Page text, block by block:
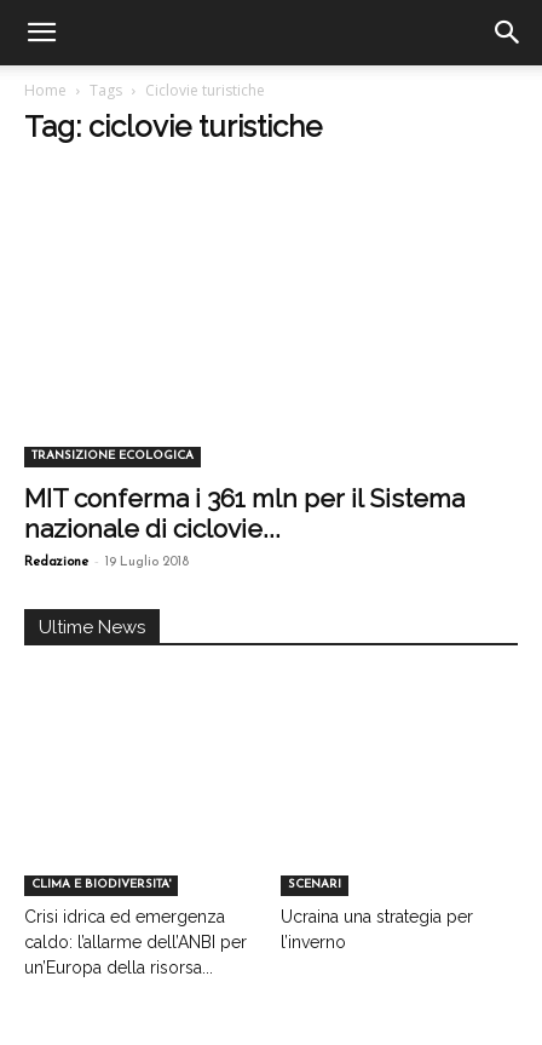
Home Tags Ciclovie turistiche
Tag: ciclovie turistiche
TRANSIZIONE ECOLOGICA
MIT conferma i 361 mln per il Sistema
nazionale di ciclovie...
Redazione - 19 Luglio 2018
Ultime News
CLIMA E BIODIVERSITA'
Crisi idrica ed emergenza
caldo: l’allarme dell’ANBI per
un’Europa della risorsa...
SCENARI
Ucraina una strategia per
l’inverno